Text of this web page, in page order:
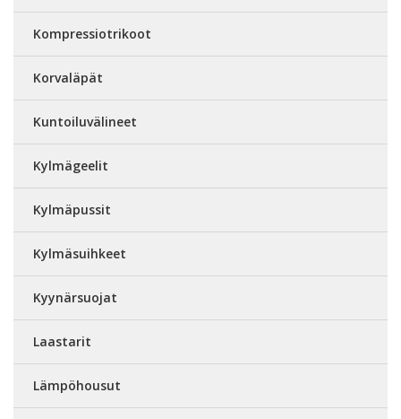
Kompressiotrikoot
Korvaläpät
Kuntoiluvälineet
Kylmägeelit
Kylmäpussit
Kylmäsuihkeet
Kyynärsuojat
Laastarit
Lämpöhousut